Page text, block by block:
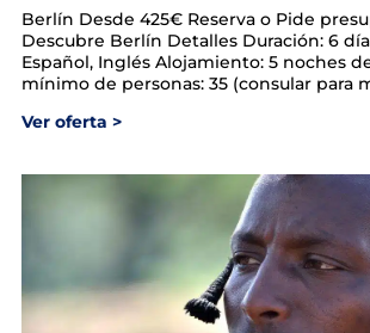
Berlín Desde 425€ Reserva o Pide
Descubre Berlín Detalles Duración: 6
Español, Inglés Alojamiento: 5 noches
mínimo de personas: 35 (consular para
Ver oferta >